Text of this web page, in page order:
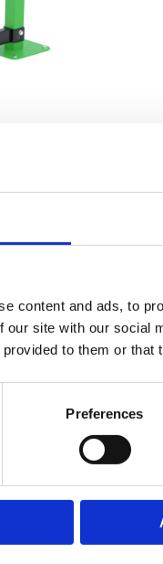
content and ads, to
our site with our social
to them or
Preferences
på